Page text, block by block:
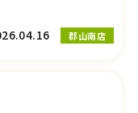
郡山南店